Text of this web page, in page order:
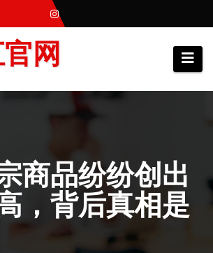
网
商品纷纷创出
，背后真相是